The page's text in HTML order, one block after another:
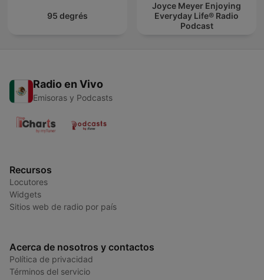
95 degrés
Joyce Meyer Enjoying
Everyday Life® Radio
Podcast
Radio en Vivo
Emisoras y Podcasts
Recursos
Locutores
Widgets
Sitios web de radio por país
Acerca de nosotros y contactos
Política de privacidad
Términos del servicio